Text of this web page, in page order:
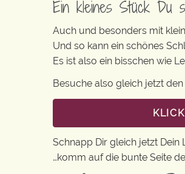
Ein kleines Stück Du
Auch und besonders mit
Und so kann ein schönes
Es ist also ein bisschen wie
Besuche also gleich jetzt
Schnapp Dir gleich jetzt
…komm auf die bunte Seite